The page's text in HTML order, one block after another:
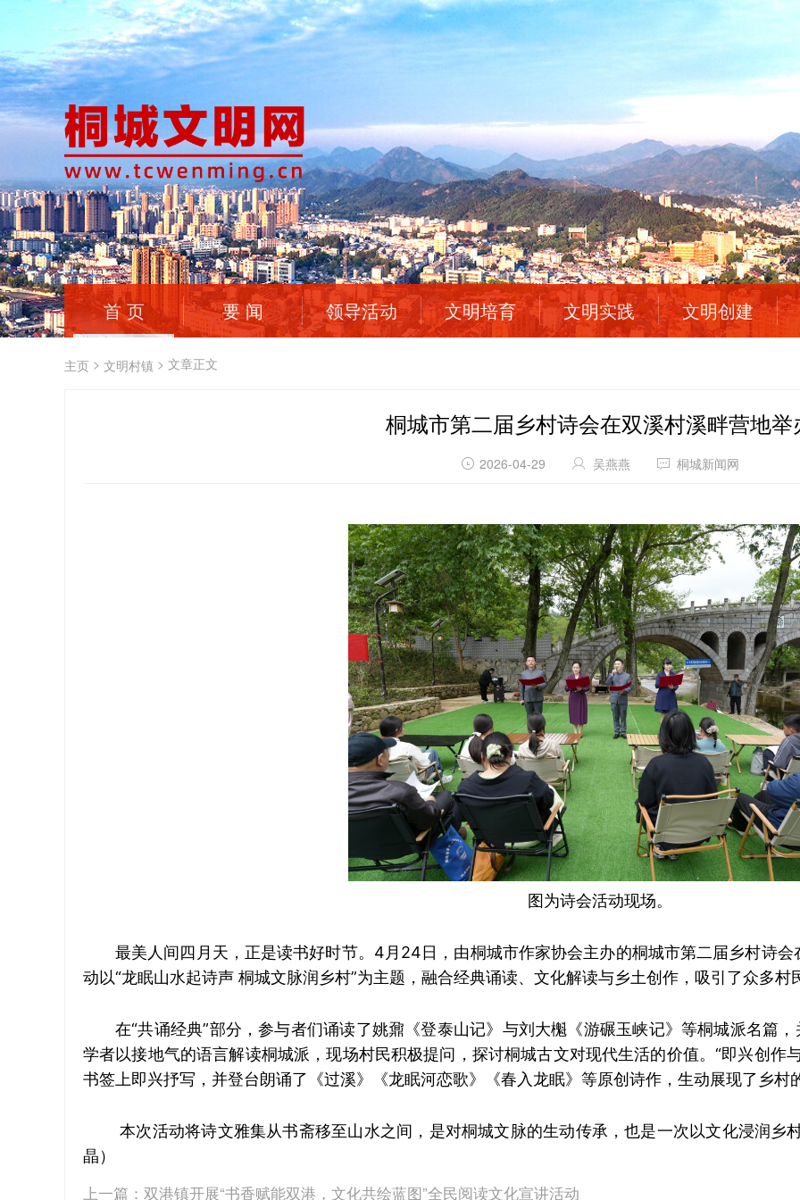
首 页 要 闻 领导活动 文明培育 文明实践 文明创建
主页 > 文明村镇 > 文章正文
桐城市第二届乡村诗会在双溪村溪畔营地举
2026-04-29 吴燕燕 桐城新闻网
图为诗会活动现场。
最美人间四月天，正是读书好时节。4月24日，由桐城市作家协会主办的桐城市第二届乡村诗
动以“龙眠山水起诗声 桐城文脉润乡村”为主题，融合经典诵读、文化解读与乡土创作，吸引了众多
在“共诵经典”部分，参与者们诵读了姚鼐《登泰山记》与刘大櫆《游碾玉峡记》等桐城派名篇
学者以接地气的语言解读桐城派，现场村民积极提问，探讨桐城古文对现代生活的价值。“即兴创作
书签上即兴抒写，并登台朗诵了《过溪》《龙眠河恋歌》《春入龙眠》等原创诗作，生动展现了乡村
本次活动将诗文雅集从书斋移至山水之间，是对桐城文脉的生动传承，也是一次以文化浸润乡
晶）
上一篇： 双港镇开展“书香赋能双港，文化共绘蓝图”全民阅读文化宣讲活动